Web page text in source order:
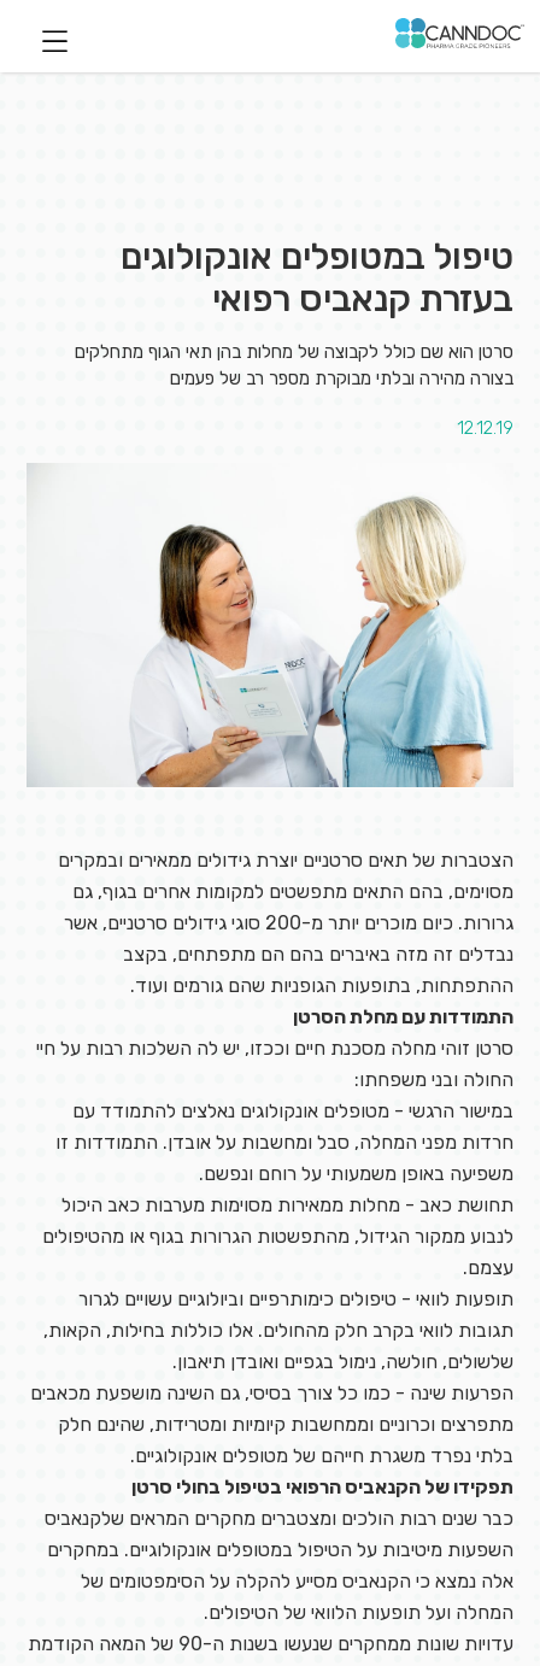
הצטברות של תאים סרטניים יוצרת גידולים ממאירים ובמקרים
מסוימים, בהם התאים מתפשטים למקומות אחרים בגוף, גם
גרורות. כיום מוכרים יותר מ-200 סוגי גידולים סרטניים, אשר
נבדלים זה מזה באיברים בהם הם מתפתחים, בקצב
ההתפתחות, בתופעות הגופניות שהם גורמים ועוד.
התמודדות עם מחלת הסרטן
סרטן זוהי מחלה מסכנת חיים וככזו, יש לה השלכות רבות על חיי
החולה ובני משפחתו:
במישור הרגשי - מטופלים אונקולוגים נאלצים להתמודד עם
חרדות מפני המחלה, סבל ומחשבות על אובדן. התמודדות זו
משפיעה באופן משמעותי על רוחם ונפשם.
תחושת כאב - מחלות ממאירות מסוימות מערבות כאב היכול
לנבוע ממקור הגידול, מהתפשטות הגרורות בגוף או מהטיפולים
עצמם.
תופעות לוואי - טיפולים כימותרפיים וביולוגיים עשויים לגרור
תגובות לוואי בקרב חלק מהחולים. אלו כוללות בחילות, הקאות,
שלשולים, חולשה, נימול בגפיים ואובדן תיאבון.
הפרעות שינה - כמו כל צורך בסיסי, גם השינה מושפעת מכאבים
מתפרצים וכרוניים וממחשבות קיומיות ומטרידות, שהינם חלק
בלתי נפרד משגרת חייהם של מטופלים אונקולוגיים.
תפקידו של הקנאביס הרפואי בטיפול בחולי סרטן
כבר שנים רבות הולכים ומצטברים מחקרים המראים שלקנאביס
השפעות מיטיבות על הטיפול במטופלים אונקולוגיים. במחקרים
אלה נמצא כי הקנאביס מסייע להקלה על הסימפטומים של
המחלה ועל תופעות הלוואי של הטיפולים.
עדויות שונות ממחקרים שנעשו בשנות ה-90 של המאה הקודמת
טיפול במטופלים אונקולוגים
בעזרת קנאביס רפואי
סרטן הוא שם כולל לקבוצה של מחלות בהן תאי הגוף מתחלקים
בצורה מהירה ובלתי מבוקרת מספר רב של פעמים
12.12.19